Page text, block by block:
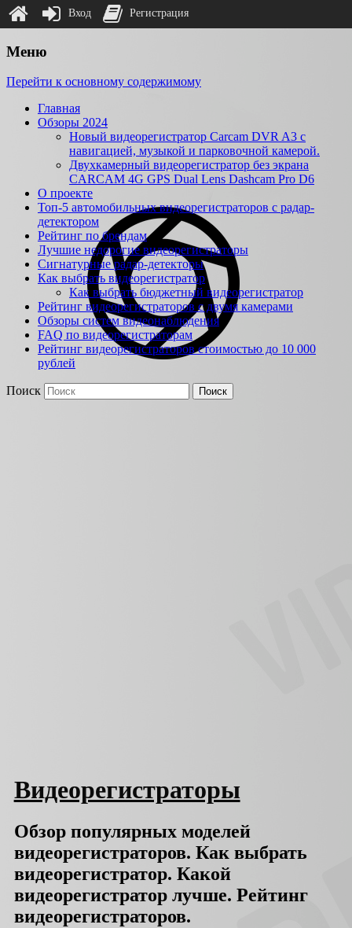
Меню
Перейти к основному содержимому
Главная
Обзоры 2024
Новый видеорегистратор Carcam DVR A3 с
навигацией, музыкой и парковочной камерой.
Двухкамерный видеорегистратор без экрана
CARCAM 4G GPS Dual Lens Dashcam Pro D6
О проекте
Топ-5 автомобильных видеорегистраторов с радар-
детектором
Рейтинг по брендам
Лучшие недорогие видеорегистраторы
Сигнатурные радар-детекторы
Как выбрать видеорегистратор
Как выбрать бюджетный видеорегистратор
Рейтинг видеорегистраторов с двумя камерами
Обзоры систем видеонаблюдения
FAQ по видеорегистраторам
Рейтинг видеорегистраторов стоимостью до 10 000
рублей
Поиск
Видеорегистраторы
Обзор популярных моделей
видеорегистраторов. Как выбрать
видеорегистратор. Какой
видеорегистратор лучше. Рейтинг
видеорегистраторов.
Вход Регистрация